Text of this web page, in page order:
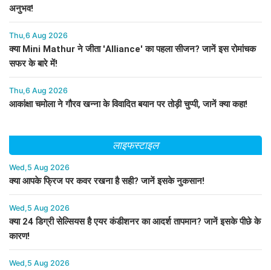
अनुभव!
Thu,6 Aug 2026
क्या Mini Mathur ने जीता 'Alliance' का पहला सीजन? जानें इस रोमांचक
सफर के बारे में!
Thu,6 Aug 2026
आकांक्षा चमोला ने गौरव खन्ना के विवादित बयान पर तोड़ी चुप्पी, जानें क्या कहा!
लाइफस्टाइल
Wed,5 Aug 2026
क्या आपके फ्रिज पर कवर रखना है सही? जानें इसके नुकसान!
Wed,5 Aug 2026
क्या 24 डिग्री सेल्सियस है एयर कंडीशनर का आदर्श तापमान? जानें इसके पीछे के
कारण!
Wed,5 Aug 2026